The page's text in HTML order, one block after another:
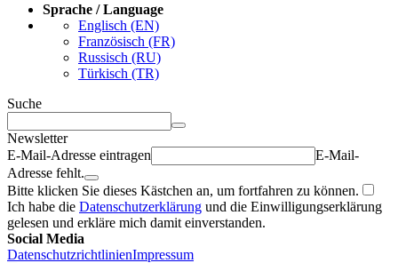
Sprache / Language
Englisch (EN)
Französisch (FR)
Russisch (RU)
Türkisch (TR)
Suche
Newsletter
E-Mail-Adresse eintragen
E-Mail-
Adresse fehlt.
Bitte klicken Sie dieses Kästchen an, um fortfahren zu können.
Ich habe die Datenschutzerklärung und die Einwilligungserklärung
gelesen und erkläre mich damit einverstanden.
Social Media
DatenschutzrichtlinienImpressum